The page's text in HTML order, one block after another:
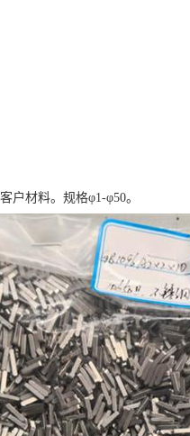
户材料。规格φ1-φ50。